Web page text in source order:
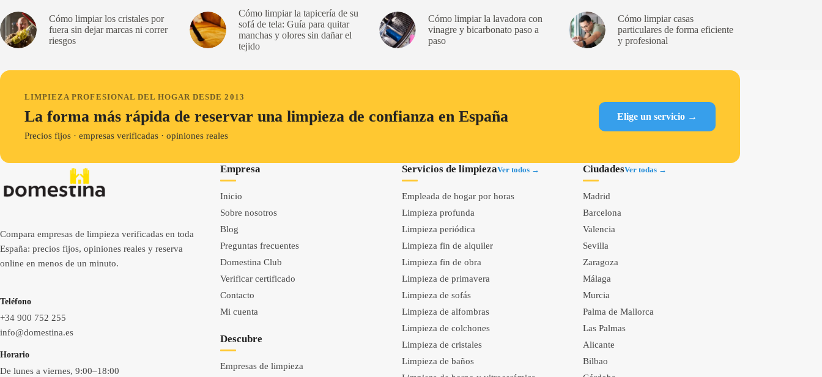
Cómo limpiar los cristales por
fuera sin dejar marcas ni correr
riesgos
Cómo limpiar la tapicería de su
sofá de tela: Guía para quitar
manchas y olores sin dañar el
tejido
Cómo limpiar la lavadora con
vinagre y bicarbonato paso a
paso
Cómo limpiar casas
particulares de forma eficiente
y profesional
LIMPIEZA PROFESIONAL DEL HOGAR DESDE 2013
La forma más rápida de reservar una limpieza de confianza en España
Precios fijos · empresas verificadas · opiniones reales
Elige un servicio →
Compara empresas de limpieza verificadas en toda
España: precios fijos, opiniones reales y reserva
online en menos de un minuto.
Teléfono
+34 900 752 255
info@domestina.es
Horario
De lunes a viernes, 9:00–18:00
Empresa
Inicio
Sobre nosotros
Blog
Preguntas frecuentes
Domestina Club
Verificar certificado
Contacto
Mi cuenta
Descubre
Empresas de limpieza
Servicios de limpiezaVer todos →
Empleada de hogar por horas
Limpieza profunda
Limpieza periódica
Limpieza fin de alquiler
Limpieza fin de obra
Limpieza de primavera
Limpieza de sofás
Limpieza de alfombras
Limpieza de colchones
Limpieza de cristales
Limpieza de baños
CiudadesVer todas →
Madrid
Barcelona
Valencia
Sevilla
Zaragoza
Málaga
Murcia
Palma de Mallorca
Las Palmas
Alicante
Bilbao